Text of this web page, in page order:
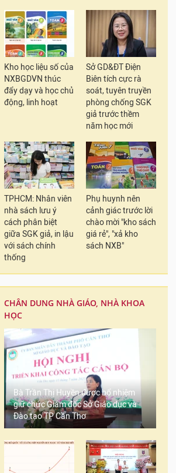
Kho học liệu số của
NXBGDVN thúc
đẩy dạy và học chủ
động, linh hoạt
Sở GD&ĐT Điện
Biên tích cực rà
soát, tuyên truyền
phòng chống SGK
giả trước thềm
năm học mới
TPHCM: Nhân viên
nhà sách lưu ý
cách phân biệt
giữa SGK giả, in lậu
với sách chính
thống
Phụ huynh nên
cảnh giác trước lời
chào mời "kho sách
giá rẻ", "xả kho
sách NXB"
CHÂN DUNG NHÀ GIÁO, NHÀ KHOA
HỌC
Bà Trần Thị Huyền được bổ nhiệm
giữ chức Giám đốc Sở Giáo dục và
Đào tạo TP Cần Thơ